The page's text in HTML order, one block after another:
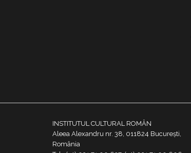
INSTITUTUL CULTURAL ROMÂN
Aleea Alexandru nr. 38, 011824 București,
România